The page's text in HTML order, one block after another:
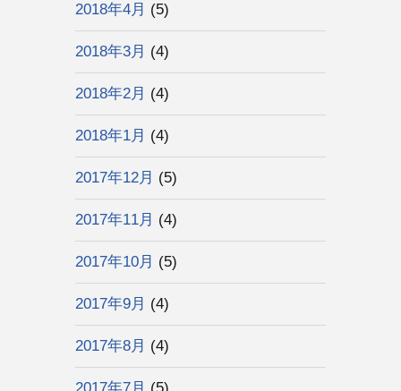
2018年4月 (5)
2018年3月 (4)
2018年2月 (4)
2018年1月 (4)
2017年12月 (5)
2017年11月 (4)
2017年10月 (5)
2017年9月 (4)
2017年8月 (4)